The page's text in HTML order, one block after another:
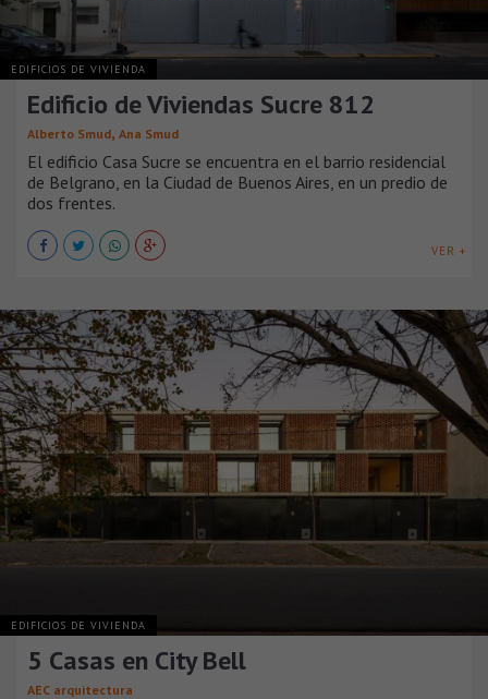
EDIFICIOS DE VIVIENDA
Edificio de Viviendas Sucre 812
Alberto Smud, Ana Smud
El edificio Casa Sucre se encuentra en el barrio residencial
de Belgrano, en la Ciudad de Buenos Aires, en un predio de
dos frentes.
VER +
EDIFICIOS DE VIVIENDA
5 Casas en City Bell
AEC arquitectura